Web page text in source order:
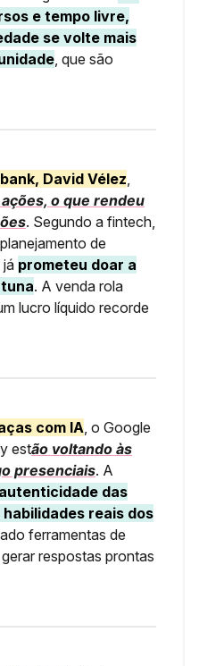
e tempo livre,
se volte mais
, que são
David Vélez,
o que rendeu
. Segundo a fintech,
de
já prometeu doar a
. A venda rola
lucro líquido recorde
com IA, o Google
estão voltando às
presenciais. A
das
reais dos
ferramentas de
respostas prontas